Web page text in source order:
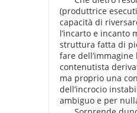
(produttrice
capacità di
l’incarto e incanto
struttura fatta di
fare
contenutista
ma proprio una
dell’incrocio
ambiguo e per